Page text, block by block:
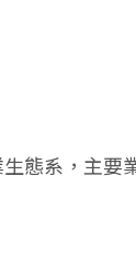
態系，主要